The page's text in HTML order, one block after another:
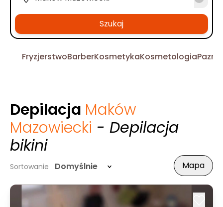
Szukaj
FryzjerstwoBarberKosmetykaKosmetologia
Depilacja Maków
Mazowiecki - Depilacja
bikini
Sortowanie Domyślnie Mapa